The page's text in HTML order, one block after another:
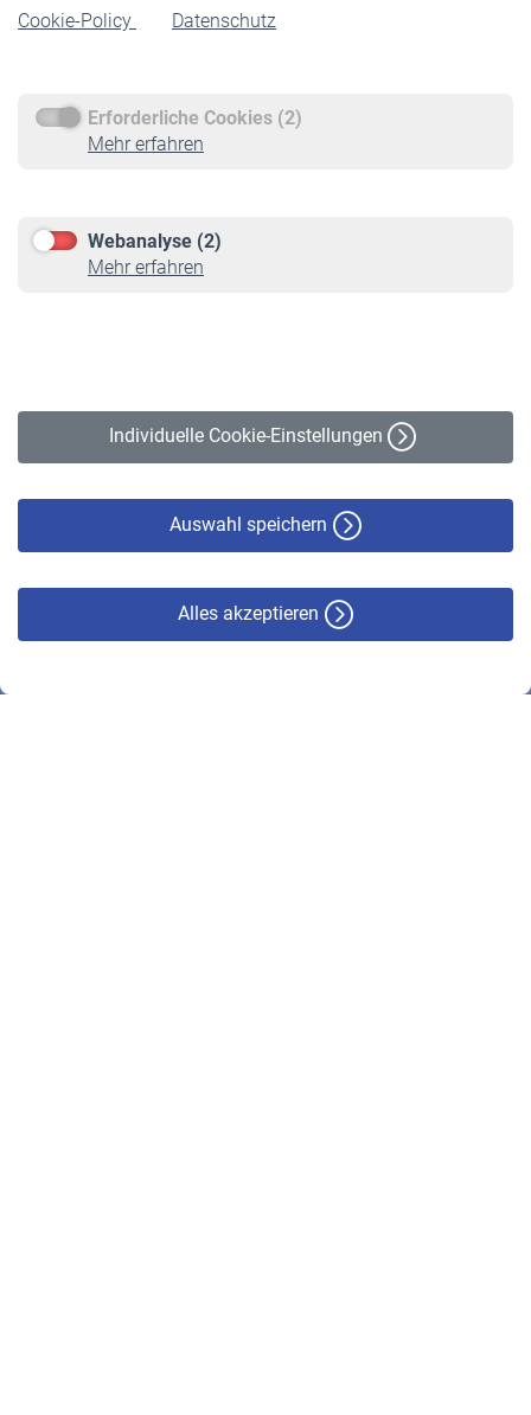
Cookie-Policy
Datenschutz
Erforderliche Cookies (2)
Mehr erfahren
Webanalyse (2)
Mehr erfahren
Individuelle Cookie-Einstellungen
Auswahl speichern
Alles akzeptieren
Rente beantragen
Service
Informationen
Online-Rechner
VBLnewsletter
Erklärung zur Barrierefreiheit
© VBL 2026